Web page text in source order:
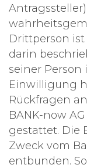
Drittperson
darin
seiner
Einwilligung
Rückfragen
BANK-now
gestattet. Die
Zweck vom
entbunden.